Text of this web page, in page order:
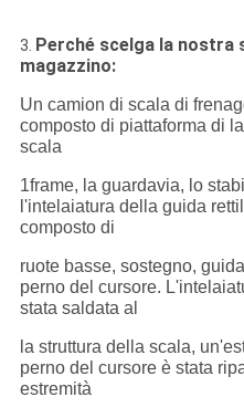
3. Perché scelga la nostra
magazzino:
Un camion di scala di
composto di piattaforma di
scala
1frame, la guardavia, lo
l'intelaiatura della guida
composto di
ruote basse, sostegno,
perno del cursore.
stata saldata al
la struttura della scala,
perno del cursore è stata
estremità